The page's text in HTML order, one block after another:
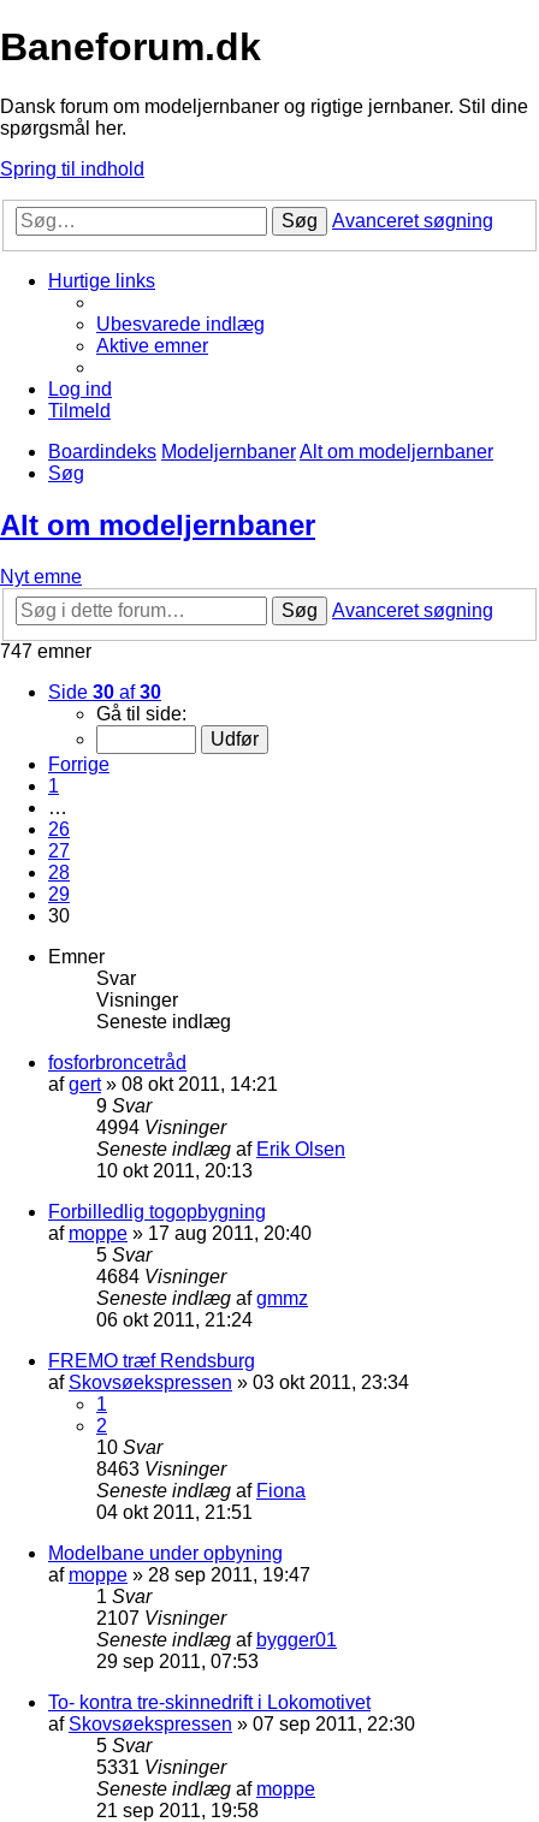
Baneforum.dk
Dansk forum om modeljernbaner og rigtige jernbaner. Stil dine
spørgsmål her.
Spring til indhold
Søg Avanceret søgning
Hurtige links
Ubesvarede indlæg
Aktive emner
Log ind
Tilmeld
Boardindeks ModeljernbanerAlt om modeljernbaner
Søg
Alt om modeljernbaner
Nyt emne
Søg
Avanceret søgning
747 emner
Side 30 af30
Gå til side:
Forrige
1
…
26
27
28
29
30
Emner
Svar
Visninger
Seneste indlæg
fosforbroncetråd
afgert» 08 okt 2011, 14:21
9 Svar
4994 Visninger
Seneste indlæg af Erik Olsen
10 okt 2011, 20:13
Forbilledlig togopbygning
af moppe » 17 aug 2011, 20:40
5 Svar
4684 Visninger
Seneste indlæg afgmmz
06 okt 2011, 21:24
FREMO træf Rendsburg
af Skovsøekspressen » 03 okt 2011, 23:34
1
2
10 Svar
8463 Visninger
Seneste indlæg af Fiona
04 okt 2011, 21:51
Modelbane under opbyning
af moppe » 28 sep 2011, 19:47
1 Svar
2107 Visninger
Seneste indlæg af bygger01
29 sep 2011, 07:53
To- kontra tre-skinnedrift i Lokomotivet
af Skovsøekspressen » 07 sep 2011, 22:30
5 Svar
5331 Visninger
Seneste indlæg af moppe
21 sep 2011, 19:58